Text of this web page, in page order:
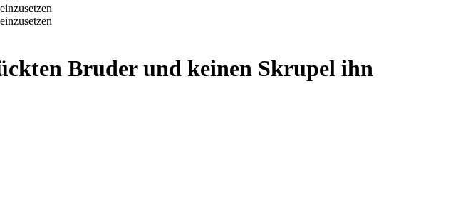
Bruder und keinen Skrupel ihn